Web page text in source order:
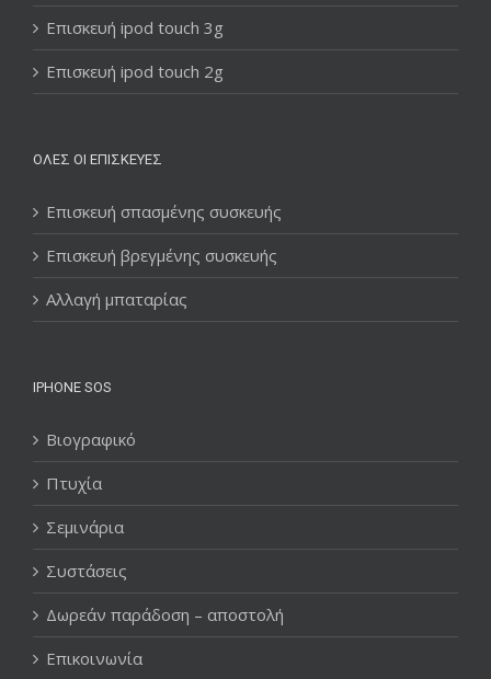
Επισκευή ipod touch 3g
Επισκευή ipod touch 2g
ΌΛΕΣ ΟΙ ΕΠΙΣΚΕΥΈΣ
Επισκευή σπασμένης συσκευής
Επισκευή βρεγμένης συσκευής
Αλλαγή μπαταρίας
IPHONE SOS
Βιογραφικό
Πτυχία
Σεμινάρια
Συστάσεις
Δωρεάν παράδοση – αποστολή
Επικοινωνία